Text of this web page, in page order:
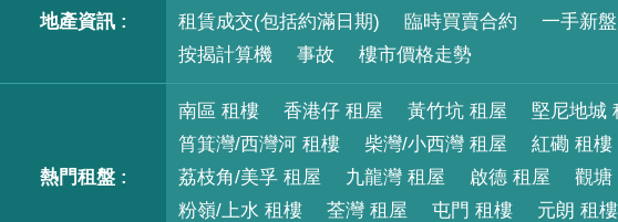
地產資訊 :
租賃成交(包括約滿日期)
臨時買賣合約 一手新盤
按揭計算機
事故 樓市價格走勢
熱門租盤 :
南區 租樓 香港仔 租屋 黃竹坑 租屋 堅尼地城
筲箕灣/西灣河 租樓
柴灣/小西灣 租屋 紅磡 租樓
荔枝角/美孚 租屋
九龍灣 租屋 啟德 租屋 觀塘
粉嶺/上水 租樓
荃灣 租屋 屯門 租樓 元朗 租樓